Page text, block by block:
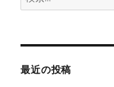
索:
最近の投稿